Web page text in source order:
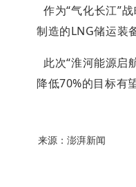
作为“气化长江”
制造的LNG储运装
此次“淮河能源启
降低70%的目标有
来源：澎湃新闻